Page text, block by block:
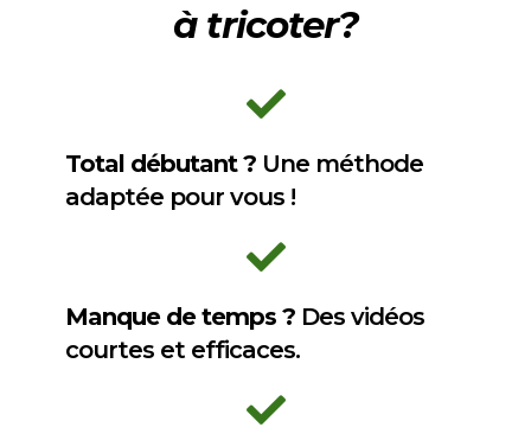
à tricoter?
Total débutant ? Une méthode
adaptée pour vous !
Manque de temps ? Des vidéos
courtes et efficaces.